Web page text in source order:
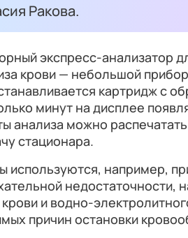
Ракова.
экспресс-анализатор
крови — небольшой
картридж с
минут на дисплее
анализа можно
стационара.
используются, например,
недостаточности,
и водно-
причин остановки